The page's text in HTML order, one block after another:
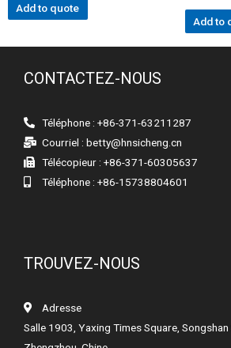
Add to quote
Add to
CONTACTEZ-NOUS
Téléphone : +86-371-63211287
Courriel : betty@hnsicheng.cn
Télécopieur : +86-371-60305637
Téléphone : +86-15738804601
TROUVEZ-NOUS
Adresse
Salle 1903, Yaxing Times Square, Songshan